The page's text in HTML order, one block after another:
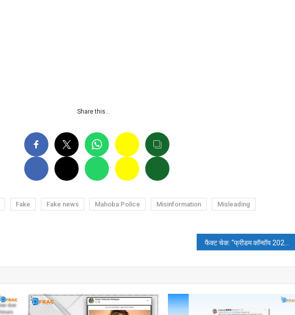
Share this…
Fake Fake news Mahoba Police Misinformation
Misleading